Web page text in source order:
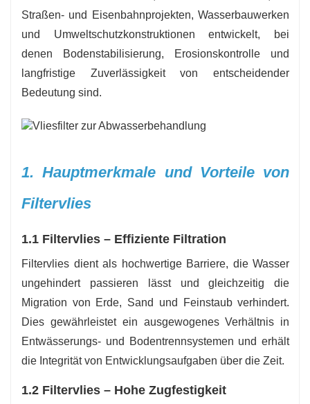
Straßen- und Eisenbahnprojekten, Wasserbauwerken
und Umweltschutzkonstruktionen entwickelt, bei
denen Bodenstabilisierung, Erosionskontrolle und
langfristige Zuverlässigkeit von entscheidender
Bedeutung sind.
1. Hauptmerkmale und Vorteile von
Filtervlies
1.1 Filtervlies – Effiziente Filtration
Filtervlies dient als hochwertige Barriere, die Wasser
ungehindert passieren lässt und gleichzeitig die
Migration von Erde, Sand und Feinstaub verhindert.
Dies gewährleistet ein ausgewogenes Verhältnis in
Entwässerungs- und Bodentrennsystemen und erhält
die Integrität von Entwicklungsaufgaben über die Zeit.
1.2 Filtervlies – Hohe Zugfestigkeit